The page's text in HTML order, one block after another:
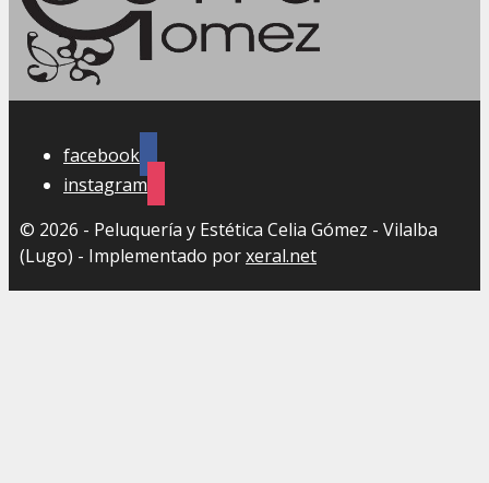
facebook
instagram
© 2026 - Peluquería y Estética Celia Gómez - Vilalba
(Lugo) - Implementado porxeral.net